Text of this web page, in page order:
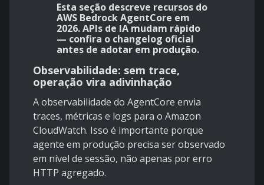
Esta seção descreve recursos do
AWS Bedrock AgentCore em
2026. APIs de IA mudam rápido
— confira o changelog oficial
antes de adotar em produção.
Observabilidade: sem trace,
operação vira adivinhação
Aobservabilidade do AgentCore envia
traces, métricas e logs para o Amazon
CloudWatch. Isso é importante porque
agente em produção precisa ser observado
em nível de sessão, não apenas por erro
HTTP agregado.